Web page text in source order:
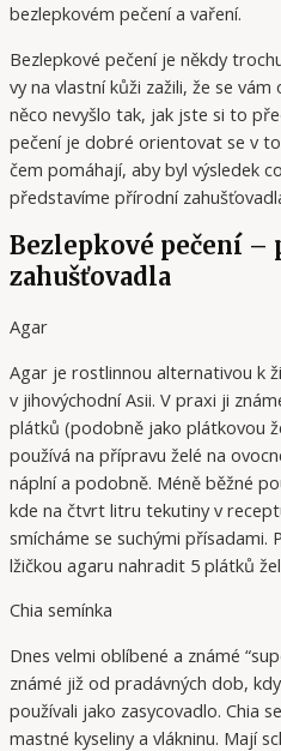
bezlepkovém pečení a vaření.
Bezlepkové pečení je někdy
vy na vlastní kůži zažili, že se
něco nevyšlo tak, jak jste si to
pečení je dobré orientovat se v
čem pomáhají, aby byl výsledek
představíme přírodní
Bezlepkové pečení
zahušťovadla
Agar
Agar je rostlinnou alternativou k
v jihovýchodní Asii. V praxi ji
plátků (podobně jako plátkovou
používá na přípravu želé na
náplní a podobně. Méně běžné
kde na čtvrt litru tekutiny v
smícháme se suchými přísadami.
lžičkou agaru nahradit 5 plátků
Chia semínka
Dnes velmi oblíbené a známé
známé již od pradávných dob,
používali jako zasycovadlo. Chia
mastné kyseliny a vlákninu. Mají